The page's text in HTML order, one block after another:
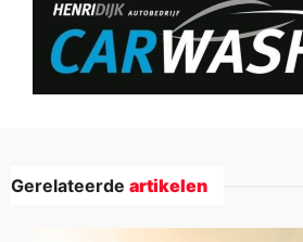
Gerelateerde artikelen